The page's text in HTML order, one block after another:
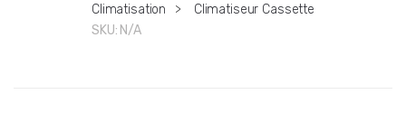
Climatisation >
Climatiseur Cassette
SKU: N/A